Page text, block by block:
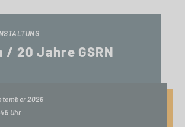
/ 20 Jahre GSRN
2026
Uhr